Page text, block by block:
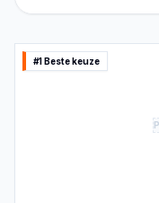
#1 Beste keuze